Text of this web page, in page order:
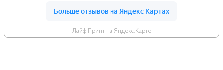
Лайф Принт на Яндекс.Карте